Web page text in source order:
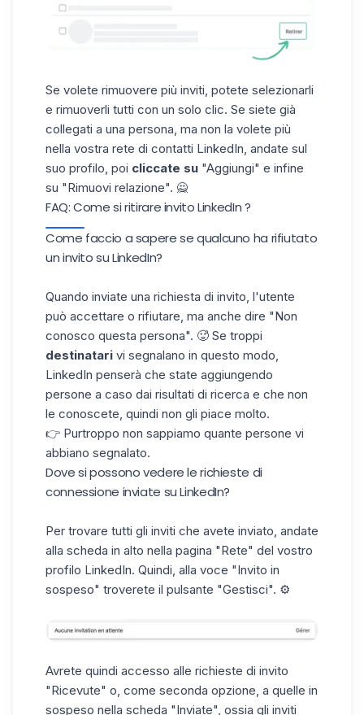
Se volete rimuovere più inviti, potete selezionarli
e rimuoverli tutti con un solo clic. Se siete già
collegati a una persona, ma non la volete più
nella vostra rete di contatti LinkedIn, andate sul
suo profilo, poi cliccate su "Aggiungi" e infine
su "Rimuovi relazione". 🙅
FAQ: Come si ritirare invito LinkedIn ?
Come faccio a sapere se qualcuno ha rifiutato
un invito su LinkedIn?
Quando inviate una richiesta di invito, l'utente
può accettare o rifiutare, ma anche dire "Non
conosco questa persona". 🥵 Se troppi
destinatari vi segnalano in questo modo,
LinkedIn penserà che state aggiungendo
persone a caso dai risultati di ricerca e che non
le conoscete, quindi non gli piace molto.
👉 Purtroppo non sappiamo quante persone vi
abbiano segnalato.
Dove si possono vedere le richieste di
connessione inviate su LinkedIn?
Per trovare tutti gli inviti che avete inviato, andate
alla scheda in alto nella pagina "Rete" del vostro
profilo LinkedIn. Quindi, alla voce "Invito in
sospeso" troverete il pulsante "Gestisci". ⚙️
Avrete quindi accesso alle richieste di invito
"Ricevute" o, come seconda opzione, a quelle in
sospeso nella scheda "Inviate", ossia gli inviti